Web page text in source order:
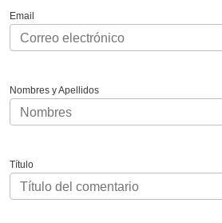
Email
Nombres y Apellidos
Título